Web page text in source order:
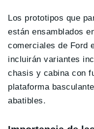
Los prototipos que
están ensamblados
comerciales de Ford
incluirán variantes
chasis y cabina con
plataforma
abatibles.